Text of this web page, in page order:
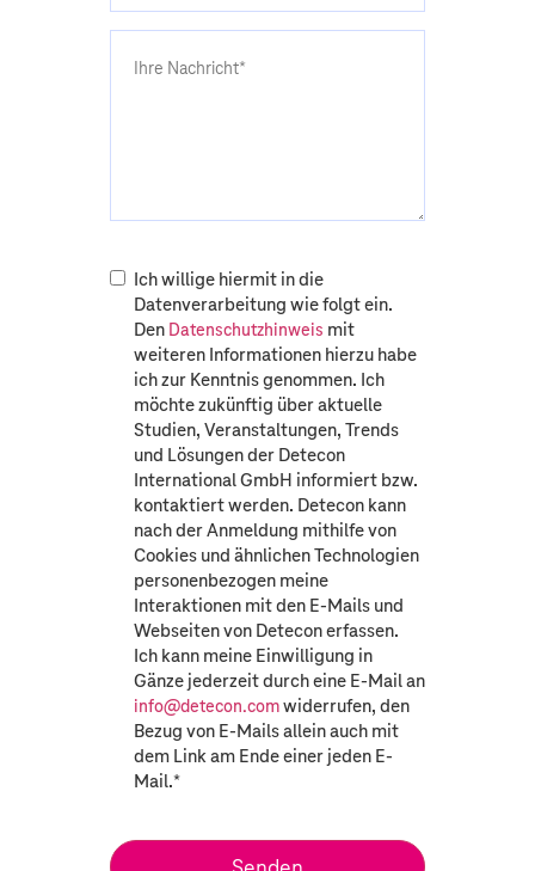
Ich willige hiermit in die
Datenverarbeitung wie folgt ein.
Den Datenschutzhinweis mit
weiteren Informationen hierzu habe
ich zur Kenntnis genommen. Ich
möchte zukünftig über aktuelle
Studien, Veranstaltungen, Trends
und Lösungen der Detecon
International GmbH informiert bzw.
kontaktiert werden. Detecon kann
nach der Anmeldung mithilfe von
Cookies und ähnlichen Technologien
personenbezogen meine
Interaktionen mit den E-Mails und
Webseiten von Detecon erfassen.
Ich kann meine Einwilligung in
Gänze jederzeit durch eine E-Mail an
info@detecon.comwiderrufen, den
Bezug von E-Mails allein auch mit
dem Link am Ende einer jeden E-
Mail.*